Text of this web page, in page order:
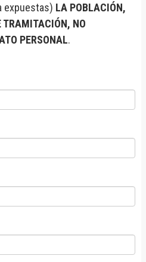
expuestas) LA POBLACIÓN,
TRAMITACIÓN, NO
PERSONAL.